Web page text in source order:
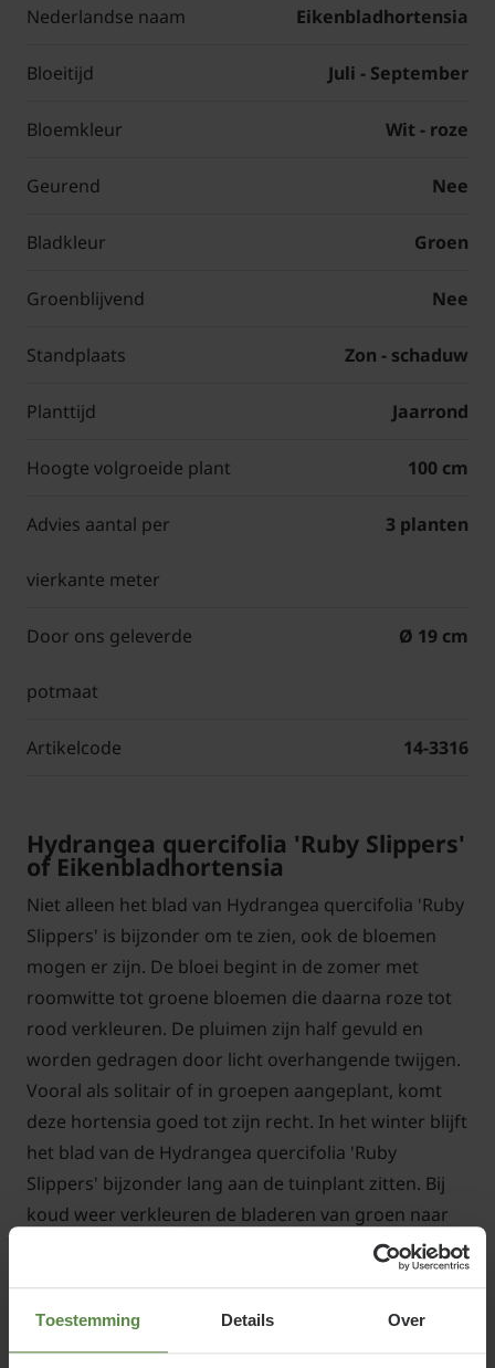
Toestemming Details Over
Nederlandse naam Eikenbladhortensia
Bloeitijd Juli - September
Bloemkleur Wit - roze
Geurend Nee
Bladkleur Groen
Groenblijvend Nee
Standplaats Zon - schaduw
Planttijd Jaarrond
Hoogte volgroeide plant 100 cm
Advies aantal per
vierkante meter
3 planten
Door ons geleverde
potmaat
Ø 19 cm
Artikelcode 14-3316
Hydrangea quercifolia 'Ruby Slippers'
of Eikenbladhortensia
Niet alleen het blad van Hydrangea quercifolia 'Ruby
Slippers' is bijzonder om te zien, ook de bloemen
mogen er zijn. De bloei begint in de zomer met
roomwitte tot groene bloemen die daarna roze tot
rood verkleuren. De pluimen zijn half gevuld en
worden gedragen door licht overhangende twijgen.
Vooral als solitair of in groepen aangeplant, komt
deze hortensia goed tot zijn recht. In het winter blijft
het blad van de Hydrangea quercifolia 'Ruby
Slippers' bijzonder lang aan de tuinplant zitten. Bij
koud weer verkleuren de bladeren van groen naar
rood of bronstinten. Het blad heeft dezelfde vorm
als het blad van een eikenboom (Quercus), vandaar